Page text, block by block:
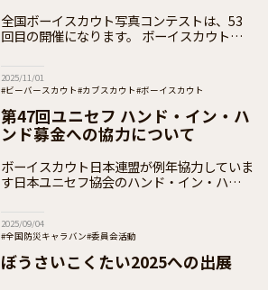
全国ボーイスカウト写真コンテストは、53
回目の開催になります。 ボーイスカウト活
さを知り、またコンテストに
2025/11/01
#ビーバースカウト#カブスカウト#ボーイスカウト
#ベンチャースカウト
#日本連盟事業（通年・季節事業）#お知らせ #加盟員向け
第47回ユニセフ ハンド・イン・ハ
ンド募金への協力について
ボーイスカウト日本連盟が例年協力していま
す日本ユニセフ協会のハンド・イン・ハンド
ユニセフ ハンド・イン・ハンド募金は、1
2025/09/04
#全国防災キャラバン#委員会活動
#日本連盟事業（通年・季節事業）
ぼうさいこくたい2025への出展